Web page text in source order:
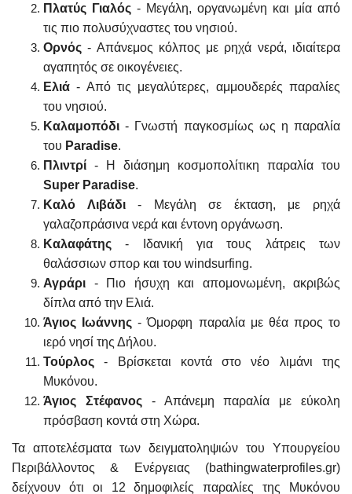
Πλατύς Γιαλός - Μεγάλη, οργανωμένη και μία από
τις πιο πολυσύχναστες του νησιού.
Ορνός - Απάνεμος κόλπος με ρηχά νερά, ιδιαίτερα
αγαπητός σε οικογένειες.
Ελιά - Από τις μεγαλύτερες, αμμουδερές παραλίες
του νησιού.
Καλαμοπόδι - Γνωστή παγκοσμίως ως η παραλία
του Paradise.
Πλιντρί - Η διάσημη κοσμοπολίτικη παραλία του
Super Paradise.
Καλό Λιβάδι- Μεγάλη σε έκταση, με ρηχά
γαλαζοπράσινα νερά και έντονη οργάνωση.
Καλαφάτης - Ιδανική για τους λάτρεις των
θαλάσσιων σπορ και του windsurfing.
Αγράρι - Πιο ήσυχη και απομονωμένη, ακριβώς
δίπλα από την Ελιά.
Άγιος Ιωάννης- Όμορφη παραλία με θέα προς το
ιερό νησί της Δήλου.
Τούρλος - Βρίσκεται κοντά στο νέο λιμάνι της
Μυκόνου.
Άγιος Στέφανος- Απάνεμη παραλία με εύκολη
πρόσβαση κοντά στη Χώρα.
Τα αποτελέσματα των δειγματοληψιών του Υπουργείου
Περιβάλλοντος & Ενέργειας (bathingwaterprofiles.gr)
δείχνουν ότι οι 12 δημοφιλείς παραλίες της Μυκόνου